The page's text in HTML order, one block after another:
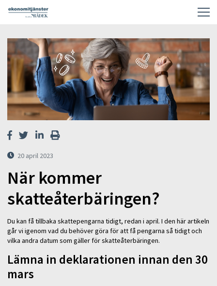
20 april 2023
När kommer
skatteåterbäringen?
Du kan få tillbaka skattepengarna tidigt, redan i april. I den här artikeln
går vi igenom vad du behöver göra för att få pengarna så tidigt och
vilka andra datum som gäller för skatteåterbäringen.
Lämna in deklarationen innan den 30
mars